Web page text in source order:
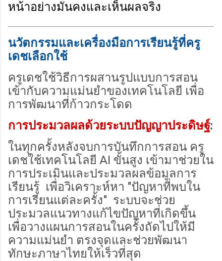
หน้าอย่างมั่นคงและเห็นผลจริง
นวัตกรรมและเครื่องมือการเรียนรู้ที่ครู
เดชเลือกใช้
ครูเดชใช้วิธีการผสานรูปแบบการสอน
เข้ากับความแม่นยำของเทคโนโลยี เพื่อ
การพัฒนาที่ก้าวกระโดด
การประมวลผลด้วยระบบปัญญาประดิษฐ์:
ในทุกครั้งหลังจบการบันทึกการสอน ครู
เดชใช้เทคโนโลยี AI ขั้นสูง เข้ามาช่วยใน
การประเมินและประมวลผลข้อมูลการ
เรียนรู้ เพื่อวิเคราะห์หา "ปัญหาที่พบใน
การเรียนแต่ละครั้ง" ระบบจะช่วย
ประมวลแนวทางแก้ไขปัญหาที่เกิดขึ้น
เพื่อวางแผนการสอนในครั้งถัดไปให้มี
ความแม่นยำ ตรงจุดและช่วยพัฒนา
ทักษะภาษาไทยให้เร็วที่สุด